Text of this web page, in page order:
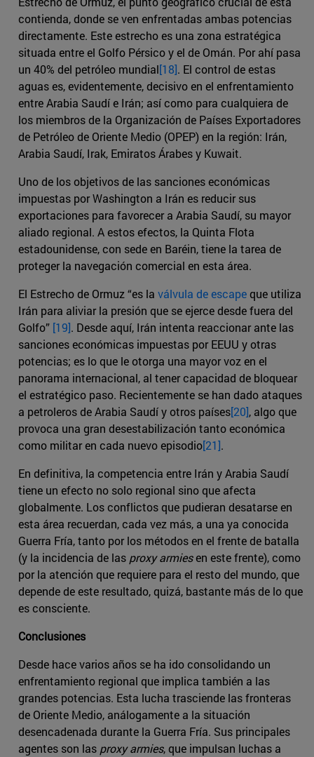
contienda, donde se ven enfrentadas ambas potencias
directamente. Este estrecho es una zona estratégica
situada entre el Golfo Pérsico y el de Omán. Por ahí pasa
un 40% del petróleo mundial[18]. El control de estas
aguas es, evidentemente, decisivo en el enfrentamiento
entre Arabia Saudí e Irán; así como para cualquiera de
los miembros de la Organización de Países Exportadores
de Petróleo de Oriente Medio (OPEP) en la región: Irán,
Arabia Saudí, Irak, Emiratos Árabes y Kuwait.
Uno de los objetivos de las sanciones económicas
impuestas por Washington a Irán es reducir sus
exportaciones para favorecer a Arabia Saudí, su mayor
aliado regional. A estos efectos, la Quinta Flota
estadounidense, con sede en Baréin, tiene la tarea de
proteger la navegación comercial en esta área.
El Estrecho de Ormuz “es la válvula de escapeque utiliza
Irán para aliviar la presión que se ejerce desde fuera del
Golfo” [19]. Desde aquí, Irán intenta reaccionar ante las
sanciones económicas impuestas por EEUU y otras
potencias; es lo que le otorga una mayor voz en el
panorama internacional, al tener capacidad de bloquear
el estratégico paso. Recientemente se han dado ataques
a petroleros de Arabia Saudí y otros países[20], algo que
provoca una gran desestabilización tanto económica
como militar en cada nuevo episodio[21].
En definitiva, la competencia entre Irán y Arabia Saudí
tiene un efecto no solo regional sino que afecta
globalmente. Los conflictos que pudieran desatarse en
esta área recuerdan, cada vez más, a una ya conocida
Guerra Fría, tanto por los métodos en el frente de batalla
(y la incidencia de las proxy armiesen este frente), como
por la atención que requiere para el resto del mundo, que
depende de este resultado, quizá, bastante más de lo que
es consciente.
Conclusiones
Desde hace varios años se ha ido consolidando un
enfrentamiento regional que implica también a las
grandes potencias. Esta lucha trasciende las fronteras
de Oriente Medio, análogamente a la situación
desencadenada durante la Guerra Fría. Sus principales
agentes son las proxy armies, que impulsan luchas a